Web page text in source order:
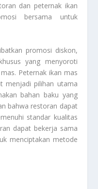
dan peternak ikan
bersama untuk
promosi diskon,
yang menyoroti
Peternak ikan mas
menjadi pilihan utama
bahan baku yang
bahwa restoran dapat
standar kualitas
dapat bekerja sama
menciptakan metode